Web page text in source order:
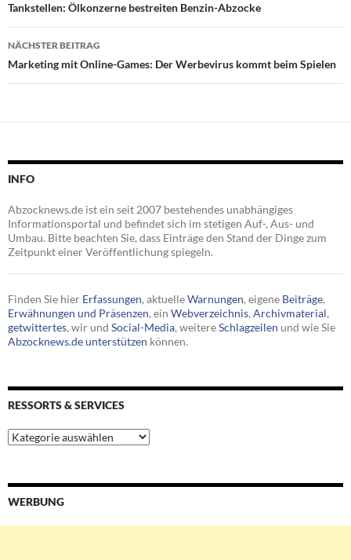
Tankstellen: Ölkonzerne bestreiten Benzin-Abzocke
NÄCHSTER BEITRAG
Marketing mit Online-Games: Der Werbevirus kommt beim Spielen
INFO
Abzocknews.de ist ein seit 2007 bestehendes unabhängiges
Informationsportal und befindet sich im stetigen Auf-, Aus- und
Umbau. Bitte beachten Sie, dass Einträge den Stand der Dinge zum
Zeitpunkt einer Veröffentlichung spiegeln.
Finden Sie hier Erfassungen, aktuelleWarnungen, eigene Beiträge,
Erwähnungen und Präsenzen, ein Webverzeichnis, Archivmaterial,
getwittertes, wir und Social-Media, weitereSchlagzeilen und wie Sie
Abzocknews.de unterstützen können.
RESSORTS & SERVICES
Ressorts
&
WERBUNG